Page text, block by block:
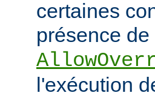
certaines
présence
l'exécution